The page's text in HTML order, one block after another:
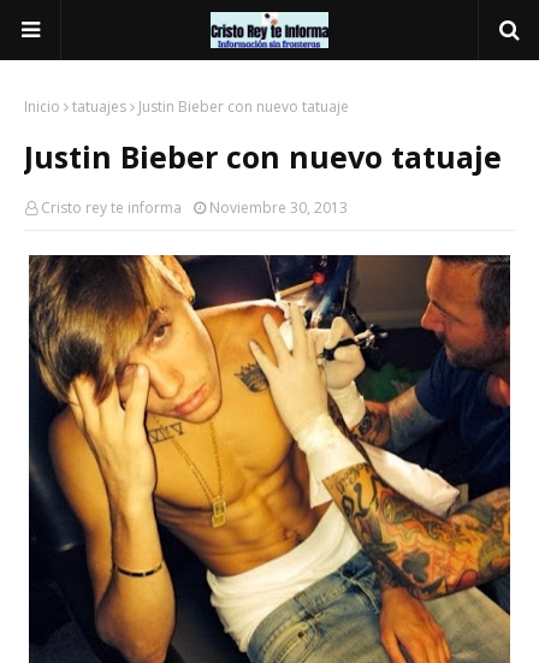
Inicio tatuajes Justin Bieber con nuevo tatuaje
Justin Bieber con nuevo tatuaje
Cristo rey te informa Noviembre 30, 2013